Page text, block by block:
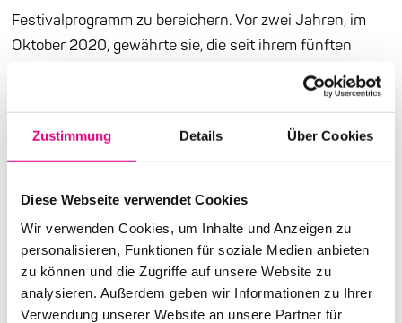
Zustimmung Details Über Cookies
Diese Webseite verwendet Cookies
Wir verwenden Cookies, um Inhalte und Anzeigen zu
personalisieren, Funktionen für soziale Medien anbieten
zu können und die Zugriffe auf unsere Website zu
analysieren. Außerdem geben wir Informationen zu Ihrer
Verwendung unserer Website an unsere Partner für
Festivalprogramm zu bereichern. Vor zwei Jahren, im
Oktober 2020, gewährte sie, die seit ihrem fünften
Lebensjahr Klavier spielt, mit einer umjubelten Solo-
Performance (2 Zugaben!) in der Kunsthalle Mannheim
Spannbreite von diversen Folkloren bis hin zu Neuer
wie folgt: Mit dieser Solo-Performance „manifestierte
sich Giannouli als eine (…) einzigartige und eindringliche
Stimme. (…) Sie erwies sich als wagemutige Leaderin
aus der europäischen Peripherie, die Altes und Neues,
Bekanntes und Unbekanntes, klassische und